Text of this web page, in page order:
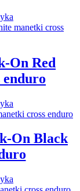
On Red
On Black